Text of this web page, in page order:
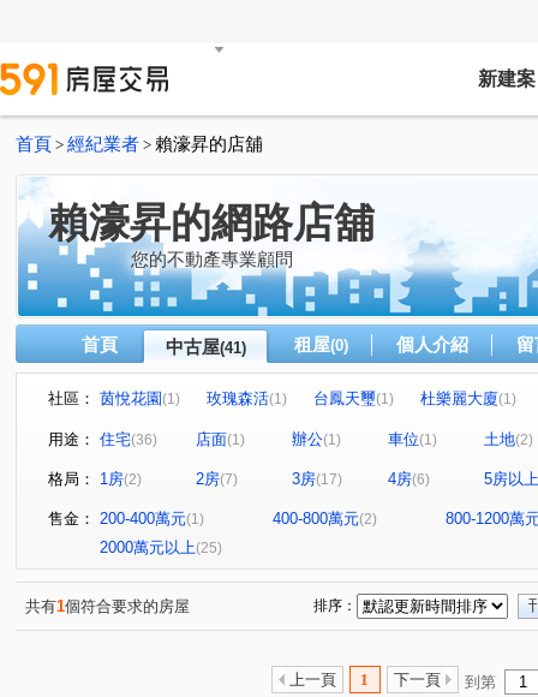
新建案
首頁 > 經紀業者 > 賴濠昇的店舖
賴濠昇的網路店舖
您的不動產專業顧問
首頁 中古屋(41) 租屋(0) 個人介紹
社區： 茵悅花園(1) 玫瑰森活(1) 台鳳天璽(1) 杜樂麗大廈(1)
璞麗 樺福水悅 高鮮屋 中和摩天東帝市 (1)
寶清街101巷華廈(1) 愛丁堡中正廣場 (1) 濤園
巨星
遠雄左岸-錦繡園
海悅假期(1) 金融天下 元氣大鎮
圓通路(1) 龍泉街
大仁街(1) 芳洲二路(1) 民生路(1) 安康路二段(1)
景
文化三路二段
檳榔路(1) 永吉路(1)
信
勵行街(1) 新市三路一段(1) 福和路(1) 水碓三路(1)
中原五街 (1) 中山路一段 保健路
用途： 住宅(36) 店面(1) 辦公(1) 車位(1) 土地(2)
格局： 1房(2) 2房(7) 3房(17) 4房(6) 5房以上
售金： 200-400萬元(1) 400-800萬元(2)
800-1200萬
2000萬元以上(25)
共有1個符合要求的房屋 排序：
上一頁 1 下一頁 到第